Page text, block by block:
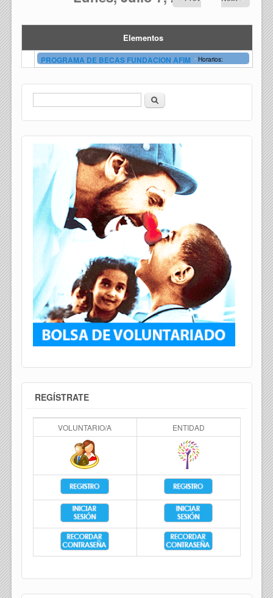
Elementos
PROGRAMA DE BECAS FUNDACION AFIM - Horarios:
Formulario de búsqueda
Buscar
REGÍSTRATE
VOLUNTARIO/A ENTIDAD